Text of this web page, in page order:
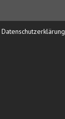
Datenschutzerklärung